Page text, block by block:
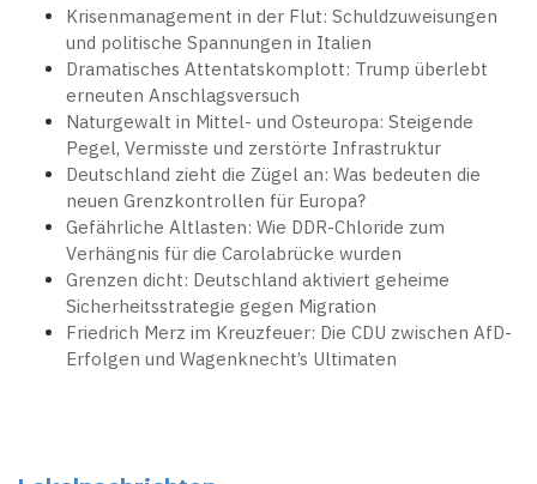
Krisenmanagement in der Flut: Schuldzuweisungen
und politische Spannungen in Italien
Dramatisches Attentatskomplott: Trump überlebt
erneuten Anschlagsversuch
Naturgewalt in Mittel- und Osteuropa: Steigende
Pegel, Vermisste und zerstörte Infrastruktur
Deutschland zieht die Zügel an: Was bedeuten die
neuen Grenzkontrollen für Europa?
Gefährliche Altlasten: Wie DDR-Chloride zum
Verhängnis für die Carolabrücke wurden
Grenzen dicht: Deutschland aktiviert geheime
Sicherheitsstrategie gegen Migration
Friedrich Merz im Kreuzfeuer: Die CDU zwischen AfD-
Erfolgen und Wagenknecht’s Ultimaten